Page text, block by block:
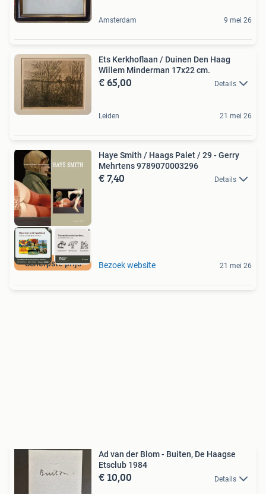
Amsterdam 9 mei 26
Ets Kerkhoflaan / Duinen Den Haag
Willem Minderman 17x22 cm.
€ 65,00 Details
Leiden 21 mei 26
Scherpste prijs
Haye Smith / Haags Palet / 29 - Gerry
Mehrtens 9789070003296
€ 7,40 Details
Bezoek website 21 mei 26
Ad van der Blom - Buiten, De Haagse
Etsclub 1984
€ 10,00 Details